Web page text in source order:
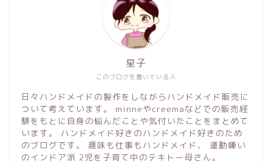
このブログを書いている人
星子
日々ハンドメイドの製作をしながらハンドメイド販売に
ついて考えています。 minneやcreemaなどでの販売経
験をもとに自身の悩んだことや気付いたことをまとめて
います。 ハンドメイド好きのハンドメイド好きのため
のブログです。 趣味も仕事もハンドメイド、 運動嫌い
のインドア派 2児を子育て中のテキトー母さん。